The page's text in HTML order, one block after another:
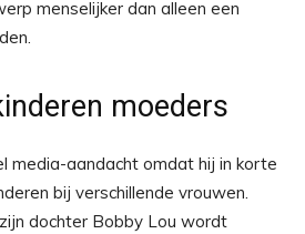
menselijker dan alleen een
moeders
media-aandacht omdat hij in korte
bij verschillende vrouwen.
dochter Bobby Lou wordt